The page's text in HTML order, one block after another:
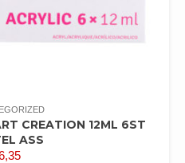
CREATION 12ML 6ST
ASS